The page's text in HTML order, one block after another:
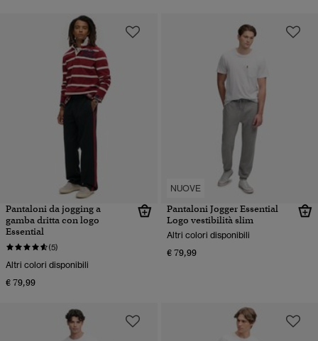
Pantaloni da jogging a
gamba dritta con logo
Essential
(5)
Altri colori disponibili
€ 79,99
NUOVE
Pantaloni Jogger Essential
Logo vestibilità slim
Altri colori disponibili
€ 79,99